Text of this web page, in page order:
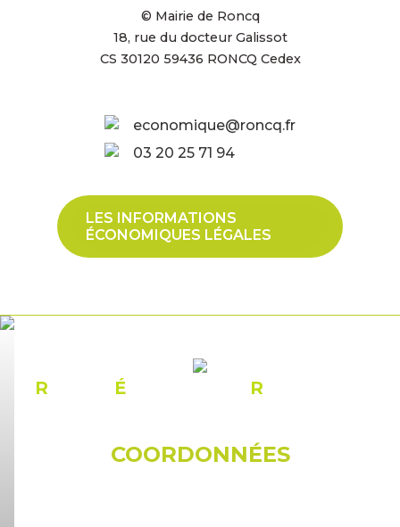
© Mairie de Roncq
18, rue du docteur Galissot
CS 30120 59436 RONCQ Cedex
economique@roncq.fr
03 20 25 71 94
LES INFORMATIONS
ÉCONOMIQUES LÉGALES
R ÉCONOMIQUE R
COORDONNÉES